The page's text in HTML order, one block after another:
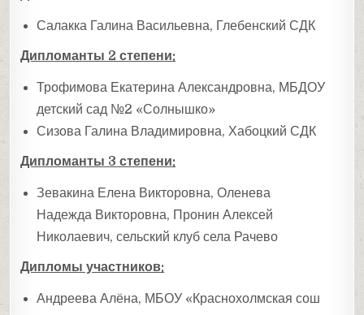
Салакка Галина Васильевна, Глебенский СДК
Дипломанты 2 степени:
Трофимова Екатерина Александровна, МБДОУ
детский сад №2 «Солнышко»
Сизова Галина Владимировна, Хабоцкий СДК
Дипломанты 3 степени:
Зевакина Елена Викторовна, Оленева
Надежда Викторовна, Пронин Алексей
Николаевич, сельский клуб села Рачево
Дипломы участников:
Андреева Алёна, МБОУ «Краснохолмская сош